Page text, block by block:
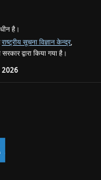
है।
राष्ट्रीय सूचना विज्ञान केन्द्र,
द्वारा किया गया है।
2026